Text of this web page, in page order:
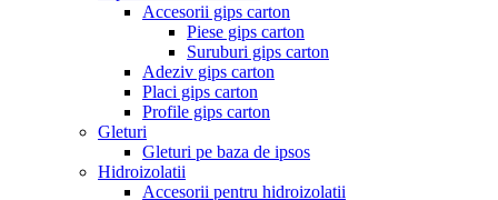
Accesorii gips carton
Piese gips carton
Suruburi gips carton
Adeziv gips carton
Placi gips carton
Profile gips carton
Gleturi
Gleturi pe baza de ipsos
Hidroizolatii
Accesorii pentru hidroizolatii